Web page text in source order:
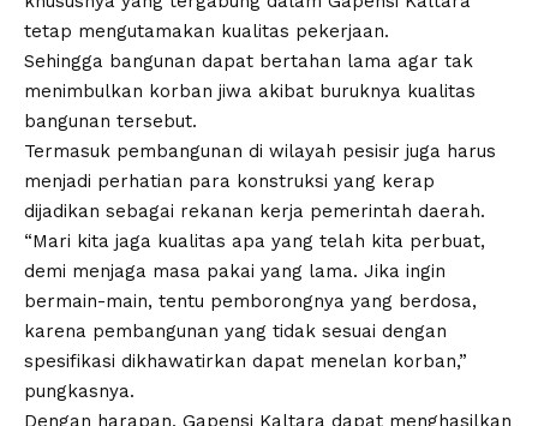
tetap mengutamakan kualitas pekerjaan.
Sehingga bangunan dapat bertahan lama agar tak
menimbulkan korban jiwa akibat buruknya kualitas
bangunan tersebut.
Termasuk pembangunan di wilayah pesisir juga harus
menjadi perhatian para konstruksi yang kerap
dijadikan sebagai rekanan kerja pemerintah daerah.
“Mari kita jaga kualitas apa yang telah kita perbuat,
demi menjaga masa pakai yang lama. Jika ingin
bermain-main, tentu pemborongnya yang berdosa,
karena pembangunan yang tidak sesuai dengan
spesifikasi dikhawatirkan dapat menelan korban,”
pungkasnya.
Dengan harapan, Gapensi Kaltara dapat menghasilkan